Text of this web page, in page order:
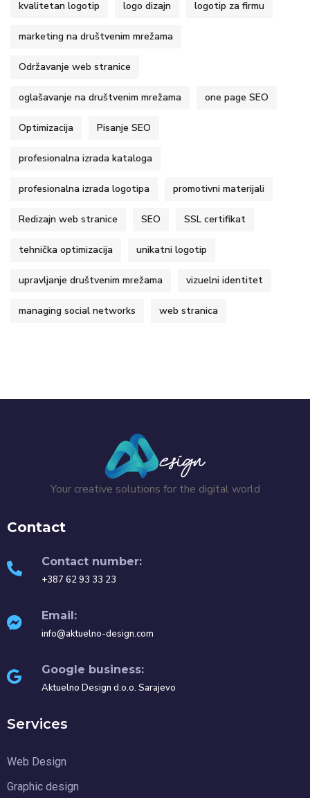
kvalitetan logotip logo dizajn logotip za firmu
marketing na društvenim mrežama
Održavanje web stranice
oglašavanje na društvenim mrežama one page SEO
Optimizacija Pisanje SEO
profesionalna izrada kataloga
profesionalna izrada logotipa promotivni materijali
Redizajn web stranice SEO SSL certifikat
tehnička optimizacija unikatni logotip
upravljanje društvenim mrežama vizuelni identitet
managing social networks web stranica
Your creative solutions for the digital world
Contact
Contact number:
+387 62 93 33 23
Email:
info@aktuelno-design.com
Google business:
Aktuelno Design d.o.o. Sarajevo
Services
Web Design
Graphic design